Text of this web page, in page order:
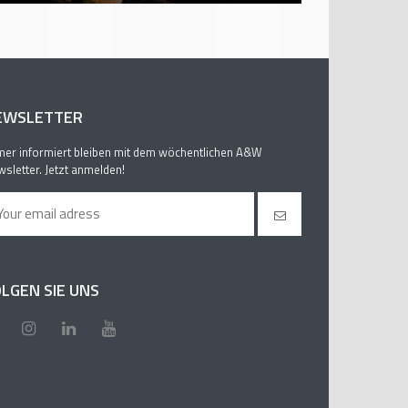
informiert bleiben mit dem wöchentlichen A&W
Jetzt anmelden!
SIE UNS